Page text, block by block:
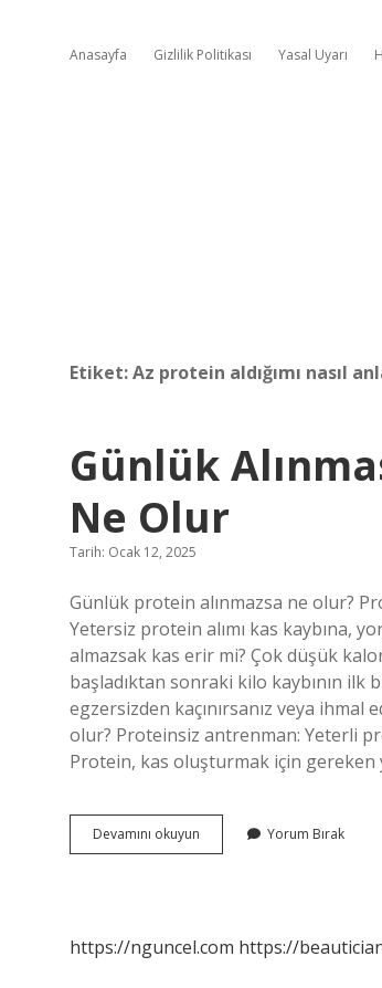
Anasayfa Gizlilik Politikası Yasal Uyarı
Etiket:Az protein aldığımı nasıl
Günlük
Ne Olur
Tarih: Ocak 12, 2025
Günlük protein alınmazsa ne olur?
Yetersiz protein alımı kas kaybına,
almazsak kas erir mi? Çok düşük
başladıktan sonraki kilo kaybının ilk
egzersizden kaçınırsanız veya
olur? Proteinsiz antrenman: Yeterli
Protein, kas oluşturmak için gereken
Devamını okuyun
Alınması
Olur
Yorum Bırak
https://nguncel.com https://